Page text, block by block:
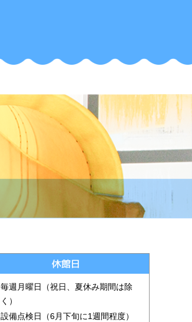
休館日
毎週月曜日（祝日、夏休み期間は除
く）
設備点検日（6月下旬に1週間程度）